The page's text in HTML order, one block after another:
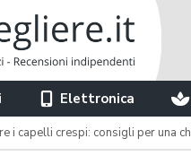
Elettronica
crespi: consigli per una chioma morbida, lucida